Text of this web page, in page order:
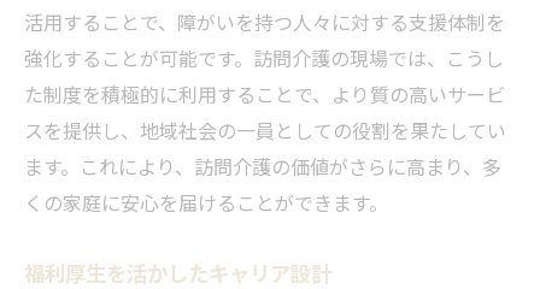
活用することで、障がいを持つ人々に対する支援体制を
強化することが可能です。訪問介護の現場では、こうし
た制度を積極的に利用することで、より質の高いサービ
スを提供し、地域社会の一員としての役割を果たしてい
ます。これにより、訪問介護の価値がさらに高まり、多
くの家庭に安心を届けることができます。
福利厚生を活かしたキャリア設計